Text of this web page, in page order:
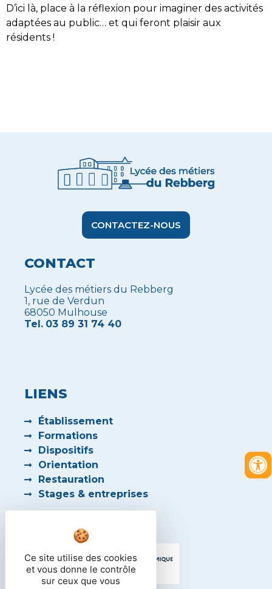
D’ici là, place à la réflexion pour imaginer des activités
adaptées au public… et qui feront plaisir aux
résidents !
CONTACTEZ-NOUS
CONTACT
Lycée des métiers du Rebberg
1, rue de Verdun
68050 Mulhouse
Tel. 03 89 31 74 40
LIENS
Établissement
Formations
Dispositifs
Orientation
Restauration
Stages & entreprises
Ce site utilise des cookies
et vous donne le contrôle
sur ceux que vous